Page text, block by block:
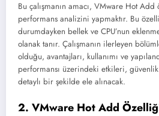
Bu çalışmanın amacı, VMware Hot
performans analizini yapmaktır. Bu
durumdayken bellek ve CPU’nun
olanak tanır. Çalışmanın ilerleyen
olduğu, avantajları, kullanımı ve
performansı üzerindeki etkileri,
detaylı bir şekilde ele alınacak.
2. VMware Hot Add